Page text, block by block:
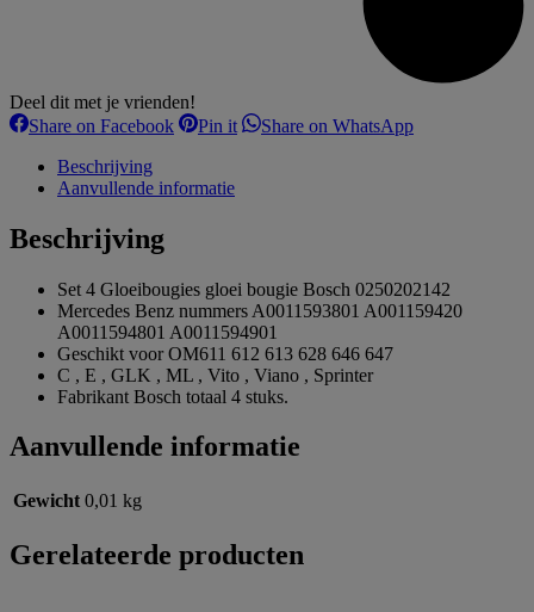
Deel dit met je vrienden!
Share on FacebookSharePin itShareShare on WhatsAppShare
Beschrijving
Aanvullende informatie
Beschrijving
Set 4 Gloeibougies gloei bougie Bosch 0250202142
Mercedes Benz nummers A0011593801 A001159420
A0011594801 A0011594901
Geschikt voor OM611 612 613 628 646 647
C , E , GLK , ML , Vito , Viano , Sprinter
Fabrikant Bosch totaal 4 stuks.
Aanvullende informatie
Gewicht 0,01 kg
Gerelateerde producten